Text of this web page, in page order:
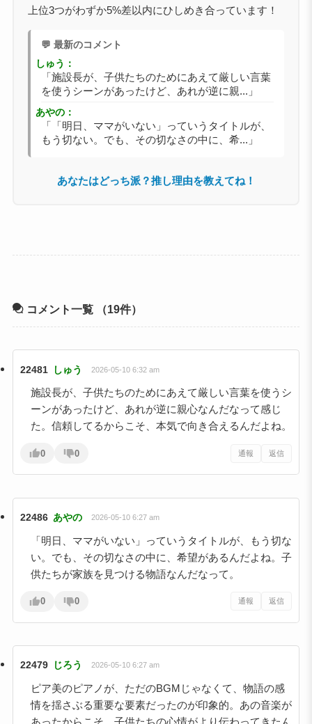
上位3つがわずか5%差以内にひしめき合っています！
💬 最新のコメント
しゅう：
「施設長が、子供たちのためにあえて厳しい言葉
を使うシーンがあったけど、あれが逆に親...」
あやの：
「「明日、ママがいない」っていうタイトルが、
もう切ない。でも、その切なさの中に、希...」
あなたはどっち派？推し理由を教えてね！
コメント一覧 （19件）
22481 しゅう 2026-05-10 6:32 am
施設長が、子供たちのためにあえて厳しい言葉を使うシ
ーンがあったけど、あれが逆に親心なんだなって感じ
た。信頼してるからこそ、本気で向き合えるんだよね。
0 0 通報 返信
22486 あやの 2026-05-10 6:27 am
「明日、ママがいない」っていうタイトルが、もう切な
い。でも、その切なさの中に、希望があるんだよね。子
供たちが家族を見つける物語なんだなって。
0 0 通報 返信
22479 じろう 2026-05-10 6:27 am
ピア美のピアノが、ただのBGMじゃなくて、物語の感
情を揺さぶる重要な要素だったのが印象的。あの音楽が
あったからこそ、子供たちの心情がより伝わってきたん